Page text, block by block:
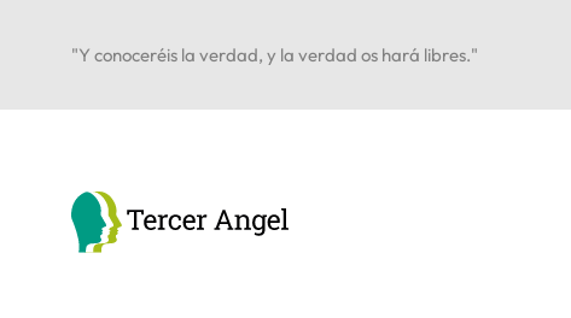
"Y conoceréis la verdad, y la verdad os hará libres."